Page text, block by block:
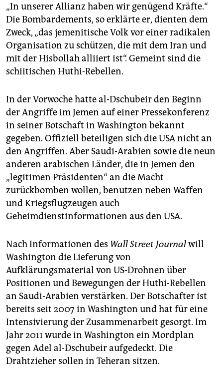
„In unserer Allianz haben wir genügend Kräfte.“
Die Bombardements, so erklärte er, dienten dem
Zweck, „das jemenitische Volk vor einer radikalen
Organisation zu schützen, die mit dem Iran und
mit der Hisbollah alliiert ist“. Gemeint sind die
schiitischen Huthi-Rebellen.
In der Vorwoche hatte al-Dschubeir den Beginn
der Angriffe im Jemen auf einer Pressekonferenz
in seiner Botschaft in Washington bekannt
gegeben. Offiziell beteiligen sich die USA nicht an
den Angriffen. Aber Saudi-Arabien sowie die neun
anderen arabischen Länder, die in Jemen den
„legitimen Präsidenten“ an die Macht
zurückbomben wollen, benutzen neben Waffen
und Kriegsflugzeugen auch
Geheimdienstinformationen aus den USA.
Nach Informationen des Wall Street Journalwill
Washington die Lieferung von
Aufklärungsmaterial von US-Drohnen über
Positionen und Bewegungen der Huthi-Rebellen
an Saudi-Arabien verstärken. Der Botschafter ist
bereits seit 2007 in Washington und hat für eine
Intensivierung der Zusammenarbeit gesorgt. Im
Jahr 2011 wurde in Washington ein Mordplan
gegen Adel al-Dschubeir aufgedeckt. Die
Drahtzieher sollen in Teheran sitzen.